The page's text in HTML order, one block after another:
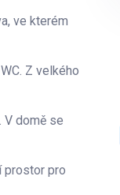
ve kterém
Z velkého
V domě se
prostor pro